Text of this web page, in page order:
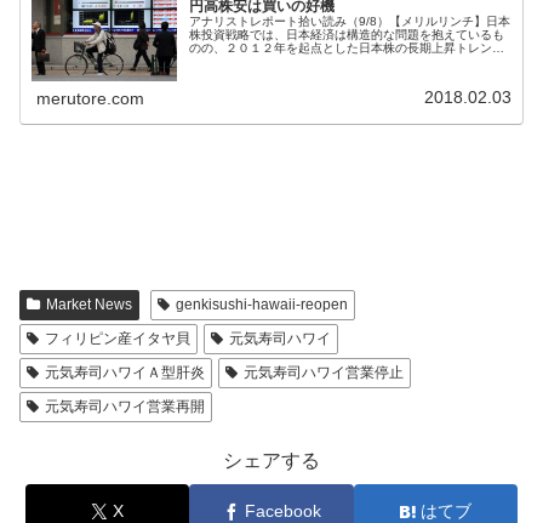
円高株安は買いの好機
アナリストレポート拾い読み（9/8）【メリルリンチ】日本
株投資戦略では、日本経済は構造的な問題を抱えているも
のの、２０１２年を起点とした日本株の長期上昇トレンド
merutore.com 2018.02.03
Market News
genkisushi-hawaii-reopen
フィリピン産イタヤ貝
元気寿司ハワイ
元気寿司ハワイＡ型肝炎
元気寿司ハワイ営業停止
元気寿司ハワイ営業再開
シェアする
X Facebook はてブ